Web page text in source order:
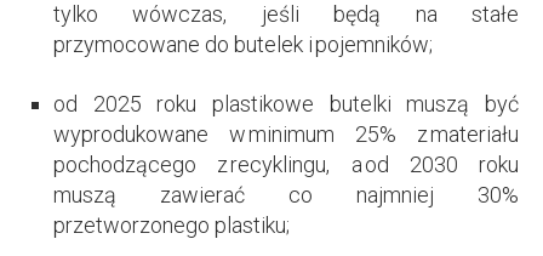
tylko wówczas, jeśli będą na stałe
przymocowane do butelek i pojemników;
od 2025 roku plastikowe butelki muszą być
wyprodukowane w minimum 25% z materiału
pochodzącego z recyklingu, a od 2030 roku
muszą zawierać co najmniej 30%
przetworzonego plastiku;